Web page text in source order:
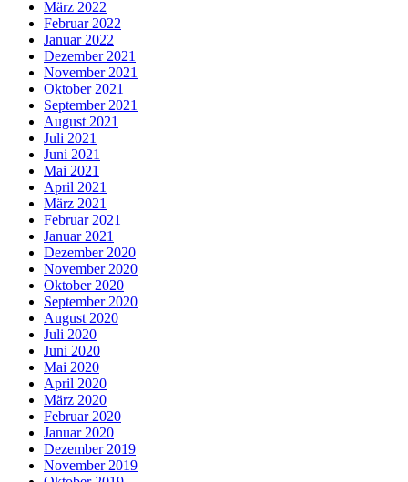
März 2022
Februar 2022
Januar 2022
Dezember 2021
November 2021
Oktober 2021
September 2021
August 2021
Juli 2021
Juni 2021
Mai 2021
April 2021
März 2021
Februar 2021
Januar 2021
Dezember 2020
November 2020
Oktober 2020
September 2020
August 2020
Juli 2020
Juni 2020
Mai 2020
April 2020
März 2020
Februar 2020
Januar 2020
Dezember 2019
November 2019